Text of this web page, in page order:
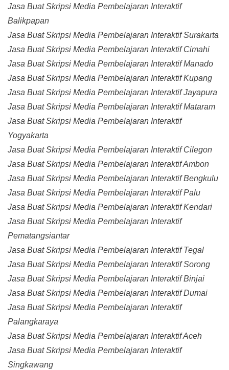
Jasa Buat Skripsi Media Pembelajaran Interaktif
Balikpapan
Jasa Buat Skripsi Media Pembelajaran Interaktif Surakarta
Jasa Buat Skripsi Media Pembelajaran Interaktif Cimahi
Jasa Buat Skripsi Media Pembelajaran Interaktif Manado
Jasa Buat Skripsi Media Pembelajaran Interaktif Kupang
Jasa Buat Skripsi Media Pembelajaran Interaktif Jayapura
Jasa Buat Skripsi Media Pembelajaran Interaktif Mataram
Jasa Buat Skripsi Media Pembelajaran Interaktif
Yogyakarta
Jasa Buat Skripsi Media Pembelajaran Interaktif Cilegon
Jasa Buat Skripsi Media Pembelajaran Interaktif Ambon
Jasa Buat Skripsi Media Pembelajaran Interaktif Bengkulu
Jasa Buat Skripsi Media Pembelajaran Interaktif Palu
Jasa Buat Skripsi Media Pembelajaran Interaktif Kendari
Jasa Buat Skripsi Media Pembelajaran Interaktif
Pematangsiantar
Jasa Buat Skripsi Media Pembelajaran Interaktif Tegal
Jasa Buat Skripsi Media Pembelajaran Interaktif Sorong
Jasa Buat Skripsi Media Pembelajaran Interaktif Binjai
Jasa Buat Skripsi Media Pembelajaran Interaktif Dumai
Jasa Buat Skripsi Media Pembelajaran Interaktif
Palangkaraya
Jasa Buat Skripsi Media Pembelajaran Interaktif Aceh
Jasa Buat Skripsi Media Pembelajaran Interaktif
Singkawang